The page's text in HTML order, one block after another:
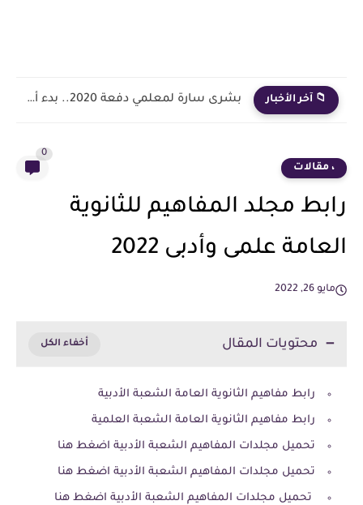
📁 آخر الأخبار بشرى سارة لمعلمي دفعة 2020.. بدء أول خطوة رسمية في...
، مقالات
0
رابط مجلد المفاهيم للثانوية
العامة علمى وأدبى 2022
مايو 26, 2022
محتويات المقال
رابط مفاهيم الثانوية العامة الشعبة الأدبية
رابط مفاهيم الثانوية العامة الشعبة العلمية
تحميل مجلدات المفاهيم الشعبة الأدبية اضغط هنا
تحميل مجلدات المفاهيم الشعبة الأدبية اضغط هنا
تحميل مجلدات المفاهيم الشعبة الأدبية اضغط هنا